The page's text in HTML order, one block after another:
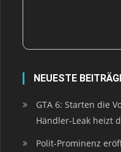
NEUESTE
GTA 6: Starten die
Händler-Leak heizt
Polit-Prominenz